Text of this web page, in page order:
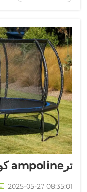
نوجوانان و
ترampoline کودکان: منبع عالی سرگرمی
2025-05-27 08:35:01